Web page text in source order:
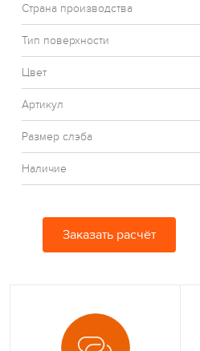
Страна производства
Тип поверхности
Цвет
Артикул
Размер слэба
Наличие
Заказать расчёт